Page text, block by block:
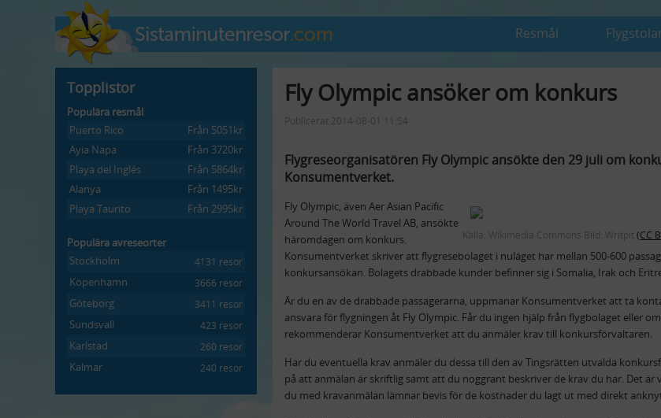
Resmål
Fly Olympic ansöker om konkurs
Publicerat 2014-08-01 11:54
Flygreseorganisatören Fly Olympic ansökte den 29 juli om
Konsumentverket.
Källa: Wikimedia Commons Bild: Writpit(CC
Fly Olympic, även Aer Asian Pacific
Around The World Travel AB, ansökte
häromdagen om konkurs.
Konsumentverket skriver att flygresebolaget i nuläget har mellan 500-600
konkursansökan. Bolagets drabbade kunder befinner sig i Somalia, Irak och
Är du en av de drabbade passagerarna, uppmanar Konsumentverket att ta
ansvara för flygningen åt Fly Olympic. Får du ingen hjälp från flygbolaget eller
rekommenderar Konsumentverket att du anmäler krav till konkursförvaltaren.
Har du eventuella krav anmäler du dessa till den av Tingsrätten utvalda
på att anmälan är skriftlig samt att du noggrant beskriver de krav du har. Det
du med kravanmälan lämnar bevis för de kostnader du lagt ut med direkt
Topplistor
Populära resmål
Puerto Rico
Från 5051kr
Ayia Napa
Från 3720kr
Playa del Inglés
Från 5864kr
Alanya
Från 1495kr
Playa Taurito
Från 2995kr
Populära avreseorter
Stockholm
4131 resor
Köpenhamn 3666 resor
Göteborg 3411 resor
Sundsvall 423 resor
Karlstad 260 resor
Kalmar 240 resor